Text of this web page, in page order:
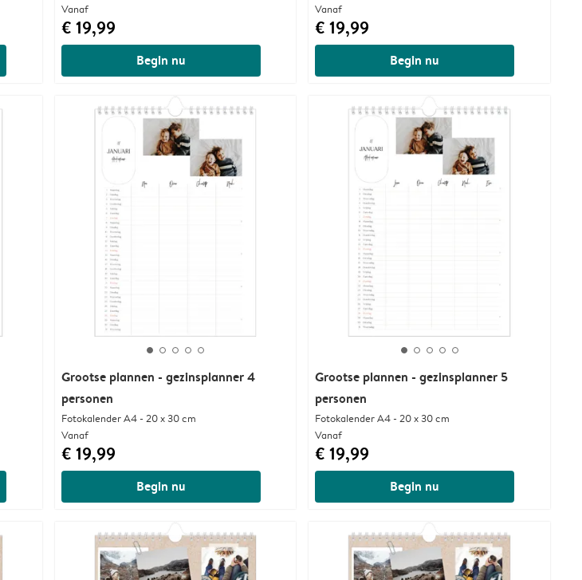
Vanaf
€ 19,99
Begin nu
Vanaf
€ 19,99
Begin nu
Grootse plannen - gezinsplanner 4
personen
Fotokalender A4 - 20 x 30 cm
Vanaf
€ 19,99
Begin nu
Grootse plannen - gezinsplanner 5
personen
Fotokalender A4 - 20 x 30 cm
Vanaf
€ 19,99
Begin nu